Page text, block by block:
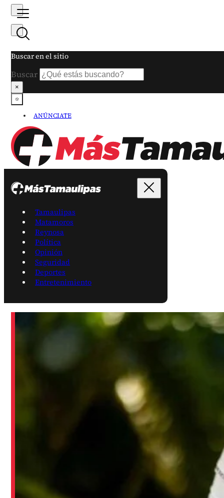
Buscar en el sitio
Buscar
×
ANÚNCIATE
Tamaulipas
Matamoros
Reynosa
Política
Opinión
Seguridad
Deportes
Entretenimiento